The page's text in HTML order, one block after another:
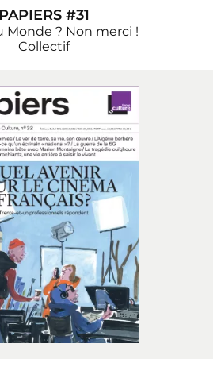
PAPIERS #31
Monde ? Non merci !
Collectif